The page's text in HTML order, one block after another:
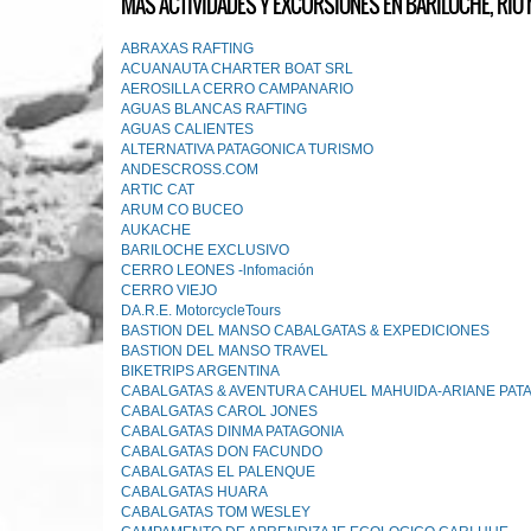
ABRAXAS RAFTING
ACUANAUTA CHARTER BOAT SRL
AEROSILLA CERRO CAMPANARIO
AGUAS BLANCAS RAFTING
AGUAS CALIENTES
ALTERNATIVA PATAGONICA TURISMO
ANDESCROSS.COM
ARTIC CAT
ARUM CO BUCEO
AUKACHE
BARILOCHE EXCLUSIVO
CERRO LEONES -lnfomación
CERRO VIEJO
DA.R.E. MotorcycleTours
BASTION DEL MANSO CABALGATAS & EXPEDICIONES
BASTION DEL MANSO TRAVEL
BIKETRIPS ARGENTINA
CABALGATAS & AVENTURA CAHUEL MAHUIDA-ARIANE
CABALGATAS CAROL JONES
CABALGATAS DINMA PATAGONIA
CABALGATAS DON FACUNDO
CABALGATAS EL PALENQUE
CABALGATAS HUARA
CABALGATAS TOM WESLEY